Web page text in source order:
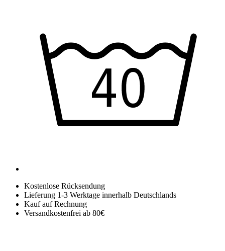
Kostenlose Rücksendung
Lieferung 1-3 Werktage innerhalb Deutschlands
Kauf auf Rechnung
Versandkostenfrei ab 80€